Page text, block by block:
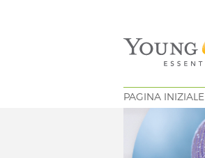
PAGINA INIZIALE